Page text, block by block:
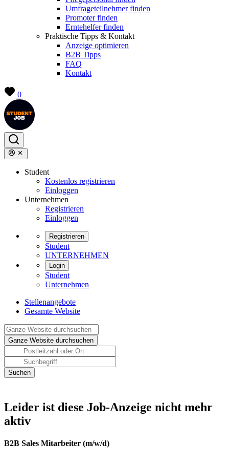
Umfrageteilnehmer finden
Promoter finden
Erntehelfer finden
Praktische Tipps & Kontakt
Anzeige optimieren
B2B Tipps
FAQ
Kontakt
0
Student
Kostenlos registrieren
Einloggen
Unternehmen
Registrieren
Einloggen
Registrieren
Student
UNTERNEHMEN
Login
Student
Unternehmen
Stellenangebote
Gesamte Website
Leider ist diese Job-Anzeige nicht mehr
aktiv
B2B Sales Mitarbeiter (m/w/d)